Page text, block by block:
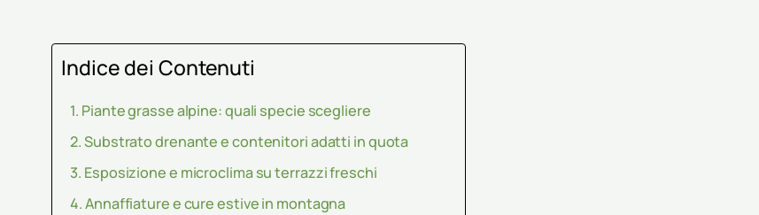
Indice dei Contenuti
Piante grasse alpine: quali specie scegliere
Substrato drenante e contenitori adatti in quota
Esposizione e microclima su terrazzi freschi
Annaffiature e cure estive in montagna